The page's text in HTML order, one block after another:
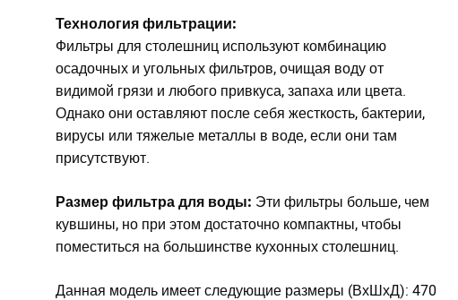
Технология фильтрации:
Фильтры для столешниц используют комбинацию
осадочных и угольных фильтров, очищая воду от
видимой грязи и любого привкуса, запаха или цвета.
Однако они оставляют после себя жесткость, бактерии,
вирусы или тяжелые металлы в воде, если они там
присутствуют.
Размер фильтра для воды: Эти фильтры больше, чем
кувшины, но при этом достаточно компактны, чтобы
поместиться на большинстве кухонных столешниц.
Данная модель имеет следующие размеры (ВхШхД): 470